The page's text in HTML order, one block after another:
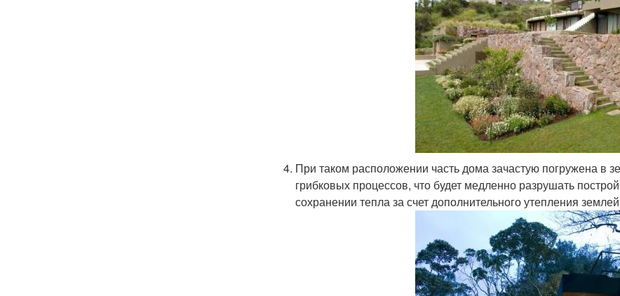
При таком расположении часть дома зачастую погружена в
грибковых процессов, что будет медленно разрушать
сохранении тепла за счет дополнительного утепления